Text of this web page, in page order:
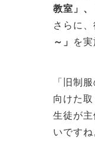
教室」、
さらに
～」
を
「旧制
向けた
生徒が
いですね